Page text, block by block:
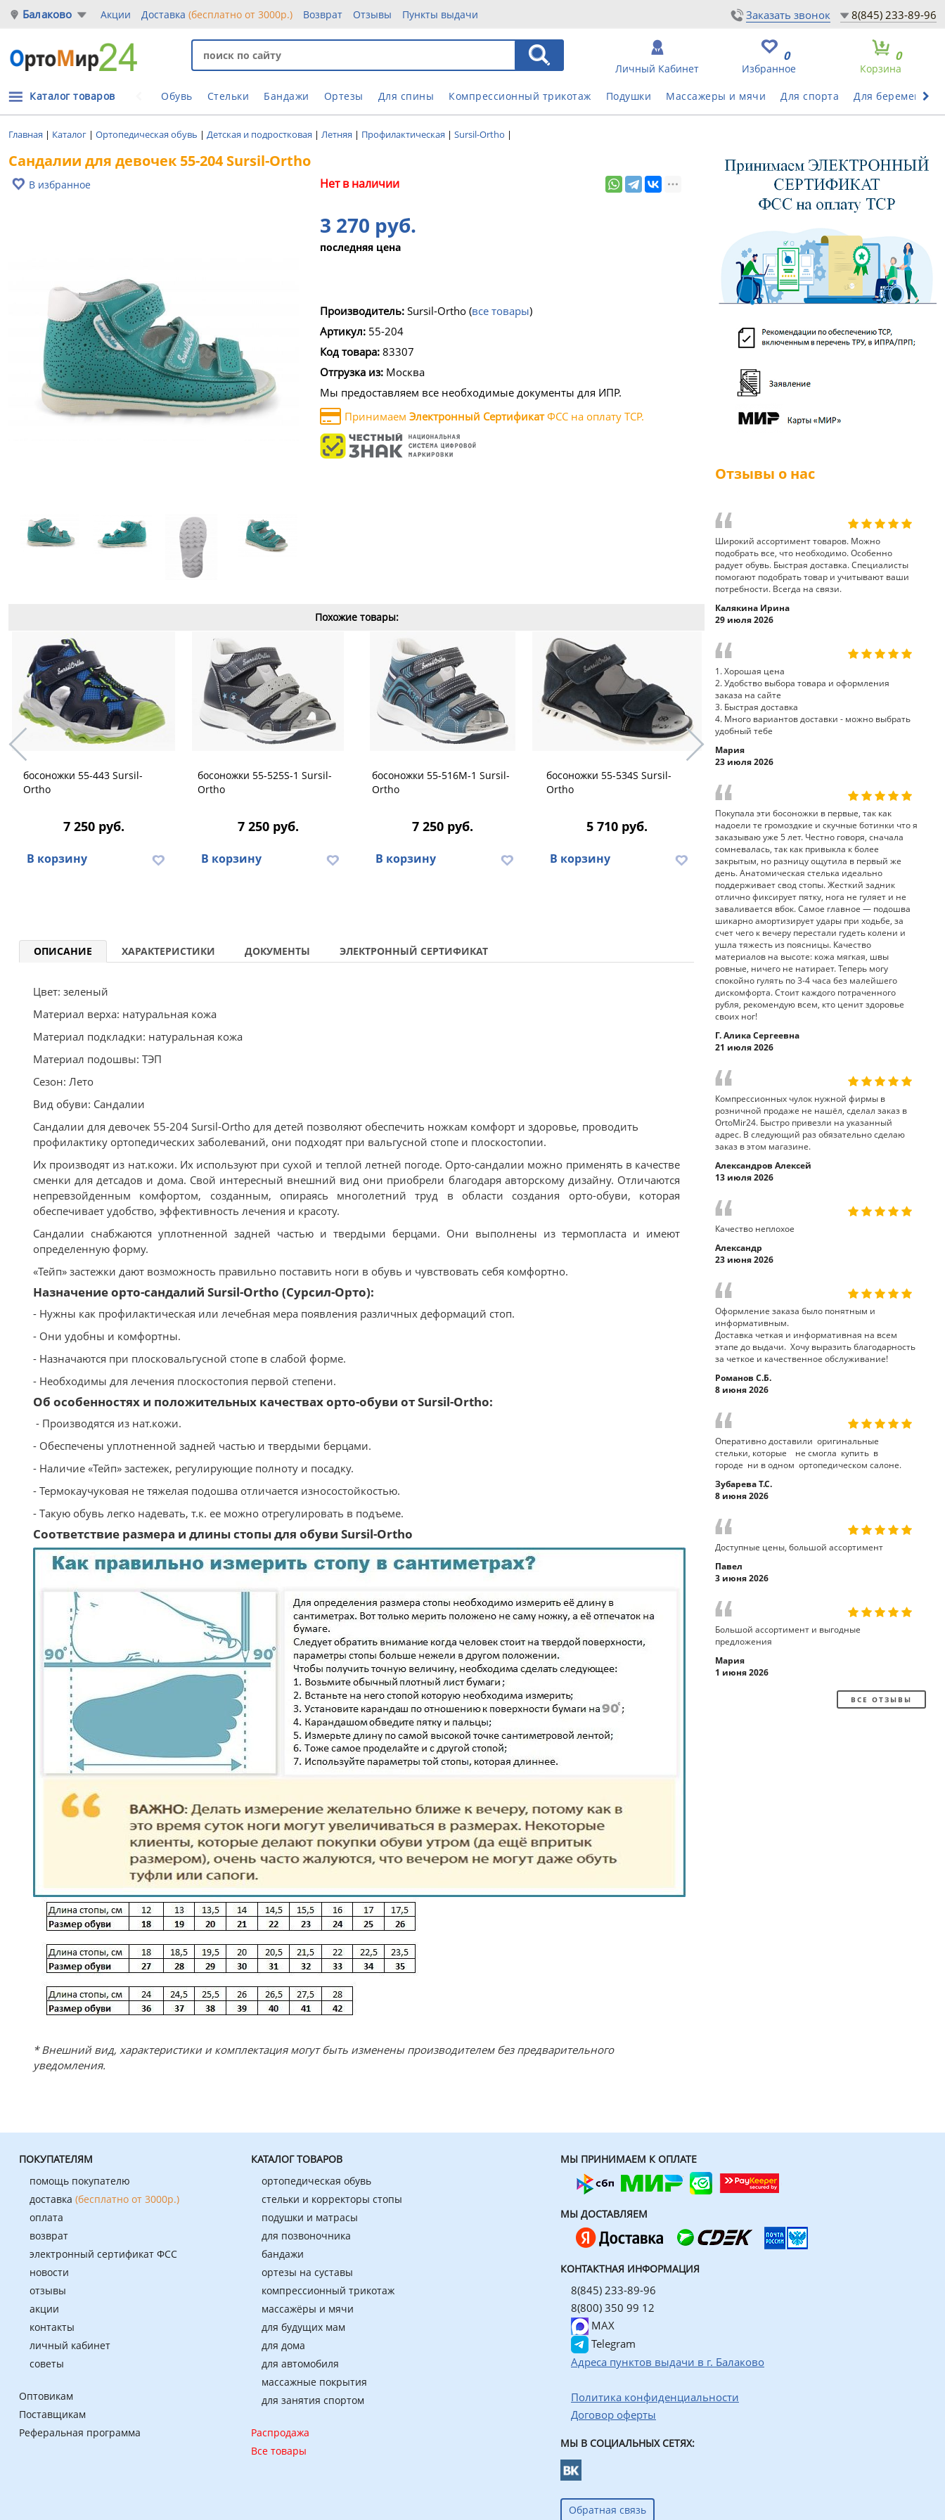
Балаково Акции Доставка (бесплатно от 3000р.) Возврат Отзывы Пункты выдачи Заказать звонок 8(845) 233-89-96
Корзина
0
Избранное
0
Личный Кабинет
Обувь Стельки Бандажи Ортезы Для спины Компрессионный трикотаж Подушки Массажеры и мячи Для спорта Для беременных
Каталог товаров
Главная | Каталог | Ортопедическая обувь | Детская и подростковая | Летняя | Профилактическая | Sursil-Ortho |
Сандалии для девочек 55-204 Sursil-Ortho
В избранное Нет в наличии
3 270 руб.
последняя цена
Производитель: Sursil-Ortho(все товары)
Артикул: 55-204
Код товара: 83307
Отгрузка из: Москва
Мы предоставляем все необходимые документы для ИПР.
Принимаем Электронный СертификатФСС на оплату ТСР.
Похожие товары:
босоножки 55-443 Sursil-
Ortho
7 250 руб.
В корзину
босоножки 55-525S-1 Sursil-
Ortho
7 250 руб.
В корзину
босоножки 55-516M-1 Sursil-
Ortho
7 250 руб.
В корзину
босоножки 55-534S Sursil-
Ortho
5 710 руб.
В корзину
Ortho
7 250 руб.
В корзину
Sursil-
В
ОПИСАНИЕ ХАРАКТЕРИСТИКИ ДОКУМЕНТЫ ЭЛЕКТРОННЫЙ СЕРТИФИКАТ
Цвет: зеленый
Материал верха: натуральная кожа
Материал подкладки: натуральная кожа
Материал подошвы: ТЭП
Сезон: Лето
Вид обуви: Сандалии
Сандалии для девочек 55-204 Sursil-Ortho для детей позволяют обеспечить ножкам комфорт и здоровье, проводить
профилактику ортопедических заболеваний, они подходят при вальгусной стопе и плоскостопии.
Их производят из нат.кожи. Их используют при сухой и теплой летней погоде. Орто-сандалии можно применять в качестве
сменки для детсадов и дома. Свой интересный внешний вид они приобрели благодаря авторскому дизайну. Отличаются
непревзойденным комфортом, созданным, опираясь многолетний труд в области создания орто-обуви, которая
обеспечивает удобство, эффективность лечения и красоту.
Сандалии снабжаются уплотненной задней частью и твердыми берцами. Они выполнены из термопласта и имеют
определенную форму.
«Тейп» застежки дают возможность правильно поставить ноги в обувь и чувствовать себя комфортно.
Назначение орто-сандалий Sursil-Ortho (Сурсил-Орто):
- Нужны как профилактическая или лечебная мера появления различных деформаций стоп.
- Они удобны и комфортны.
- Назначаются при плосковальгусной стопе в слабой форме.
- Необходимы для лечения плоскостопия первой степени.
Об особенностях и положительных качествах орто-обуви от Sursil-Ortho:
- Производятся из нат.кожи.
- Обеспечены уплотненной задней частью и твердыми берцами.
- Наличие «Тейп» застежек, регулирующие полноту и посадку.
- Термокаучуковая не тяжелая подошва отличается износостойкостью.
- Такую обувь легко надевать, т.к. ее можно отрегулировать в подъеме.
Соответствие размера и длины стопы для обуви Sursil-Ortho
* Внешний вид, характеристики и комплектация могут быть изменены производителем без предварительного
уведомления.
Отзывы о нас
Широкий ассортимент товаров. Можно
подобрать все, что необходимо. Особенно
радует обувь. Быстрая доставка. Специалисты
помогают подобрать товар и учитывают ваши
потребности. Всегда на связи.
Калякина Ирина
29 июля 2026
1. Хорошая цена
2. Удобство выбора товара и оформления
заказа на сайте
3. Быстрая доставка
4. Много вариантов доставки - можно выбрать
удобный тебе
Мария
23 июля 2026
Покупала эти босоножки в первые, так как
надоели те громоздкие и скучные ботинки что я
заказываю уже 5 лет. Честно говоря, сначала
сомневалась, так как привыкла к более
закрытым, но разницу ощутила в первый же
день. Анатомическая стелька идеально
поддерживает свод стопы. Жесткий задник
отлично фиксирует пятку, нога не гуляет и не
заваливается вбок. Самое главное — подошва
шикарно амортизирует удары при ходьбе, за
счет чего к вечеру перестали гудеть колени и
ушла тяжесть из поясницы. Качество
материалов на высоте: кожа мягкая, швы
ровные, ничего не натирает. Теперь могу
спокойно гулять по 3-4 часа без малейшего
дискомфорта. Стоит каждого потраченного
рубля, рекомендую всем, кто ценит здоровье
своих ног!
Г. Алика Сергеевна
21 июля 2026
Компрессионных чулок нужной фирмы в
розничной продаже не нашёл, сделал заказ в
OrtoMir24. Быстро привезли на указанный
адрес. В следующий раз обязательно сделаю
заказ в этом магазине.
Александров Алексей
13 июля 2026
Качество неплохое
Александр
23 июня 2026
Оформление заказа было понятным и
информативным.
Доставка четкая и информативная на всем
этапе до выдачи. Хочу выразить благодарность
за четкое и качественное обслуживание!
Романов С.Б.
8 июня 2026
Оперативно доставили оригинальные
стельки, которые не смогла купить в
городе ни в одном ортопедическом салоне.
Зубарева Т.С.
8 июня 2026
Доступные цены, большой ассортимент
Павел
3 июня 2026
Большой ассортимент и выгодные
предложения
Мария
1 июня 2026
ВСЕ ОТЗЫВЫ
ПОКУПАТЕЛЯМ
помощь покупателю
доставка (бесплатно от 3000р.)
оплата
возврат
электронный сертификат ФСС
новости
отзывы
акции
контакты
личный кабинет
советы
Оптовикам
Поставщикам
Реферальная программа
КАТАЛОГ ТОВАРОВ
ортопедическая обувь
стельки и корректоры стопы
подушки и матрасы
для позвоночника
бандажи
ортезы на суставы
компрессионный трикотаж
массажёры и мячи
для будущих мам
для дома
для автомобиля
массажные покрытия
для занятия спортом
Распродажа
Все товары
МЫ ПРИНИМАЕМ К ОПЛАТЕ
МЫ ДОСТАВЛЯЕМ
КОНТАКТНАЯ ИНФОРМАЦИЯ
8(845) 233-89-96
8(800) 350 99 12
MAX
Telegram
Адреса пунктов выдачи в г. Балаково
Политика конфиденциальности
Договор оферты
МЫ В СОЦИАЛЬНЫХ СЕТЯХ:
Обратная связь